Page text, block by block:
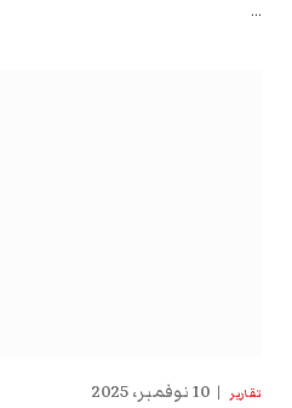
…
تقارير 10 نوفمبر، 2025